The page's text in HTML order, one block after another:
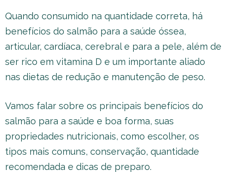
Quando consumido na quantidade correta, há
benefícios do salmão para a saúde óssea,
articular, cardíaca, cerebral e para a pele, além de
ser rico em vitamina D e um importante aliado
nas dietas de redução e manutenção de peso.
Vamos falar sobre os principais benefícios do
salmão para a saúde e boa forma, suas
propriedades nutricionais, como escolher, os
tipos mais comuns, conservação, quantidade
recomendada e dicas de preparo.